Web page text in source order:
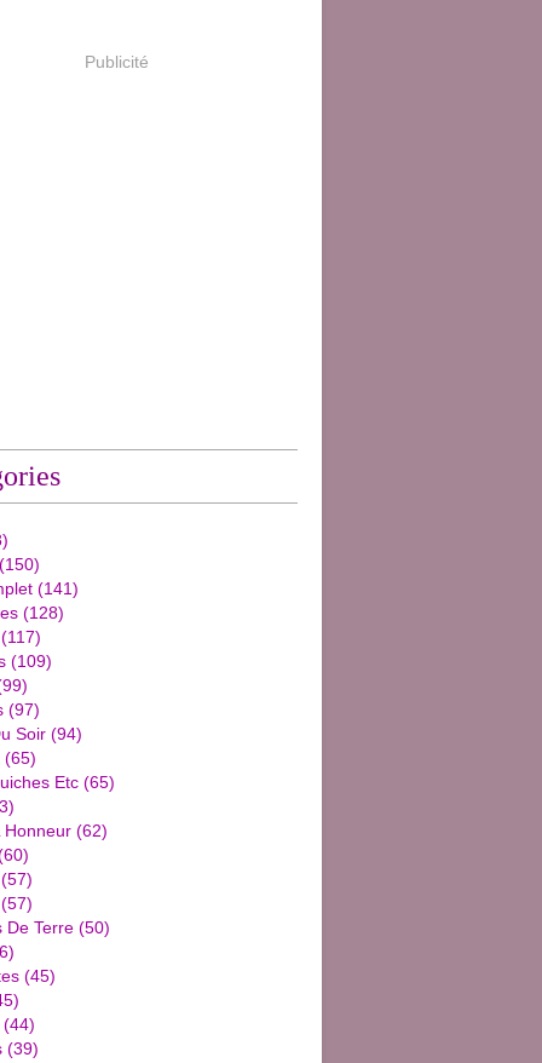
Publicité
(150)
(141)
(128)
(117)
(109)
(97)
Soir (94)
(65)
Etc (65)
Honneur (62)
(57)
(57)
De Terre (50)
(45)
(44)
(39)